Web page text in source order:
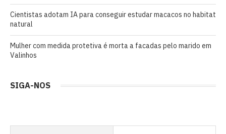
Cientistas adotam IA para conseguir estudar macacos no habitat
natural
Mulher com medida protetiva é morta a facadas pelo marido em
Valinhos
SIGA-NOS